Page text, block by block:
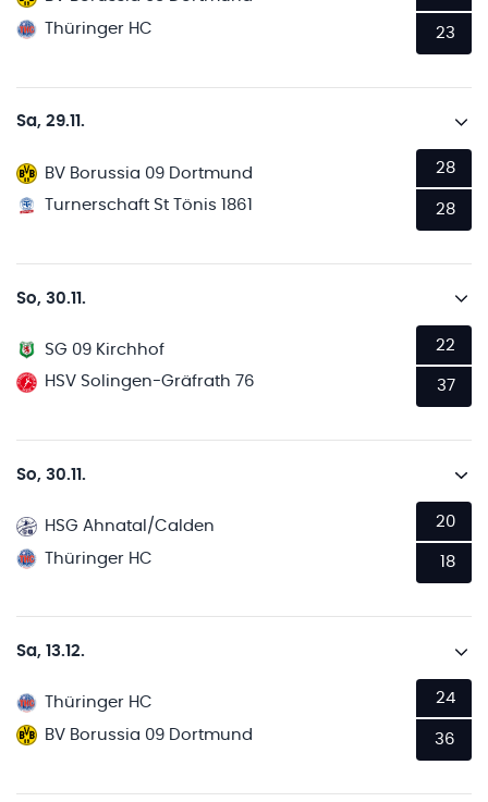
Thüringer HC
23
Sa, 29.11.
BV Borussia 09 Dortmund
Turnerschaft St Tönis 1861
28
28
So, 30.11.
SG 09 Kirchhof
HSV Solingen-Gräfrath 76
22
37
So, 30.11.
HSG Ahnatal/Calden
Thüringer HC
20
18
Sa, 13.12.
Thüringer HC
BV Borussia 09 Dortmund
24
36